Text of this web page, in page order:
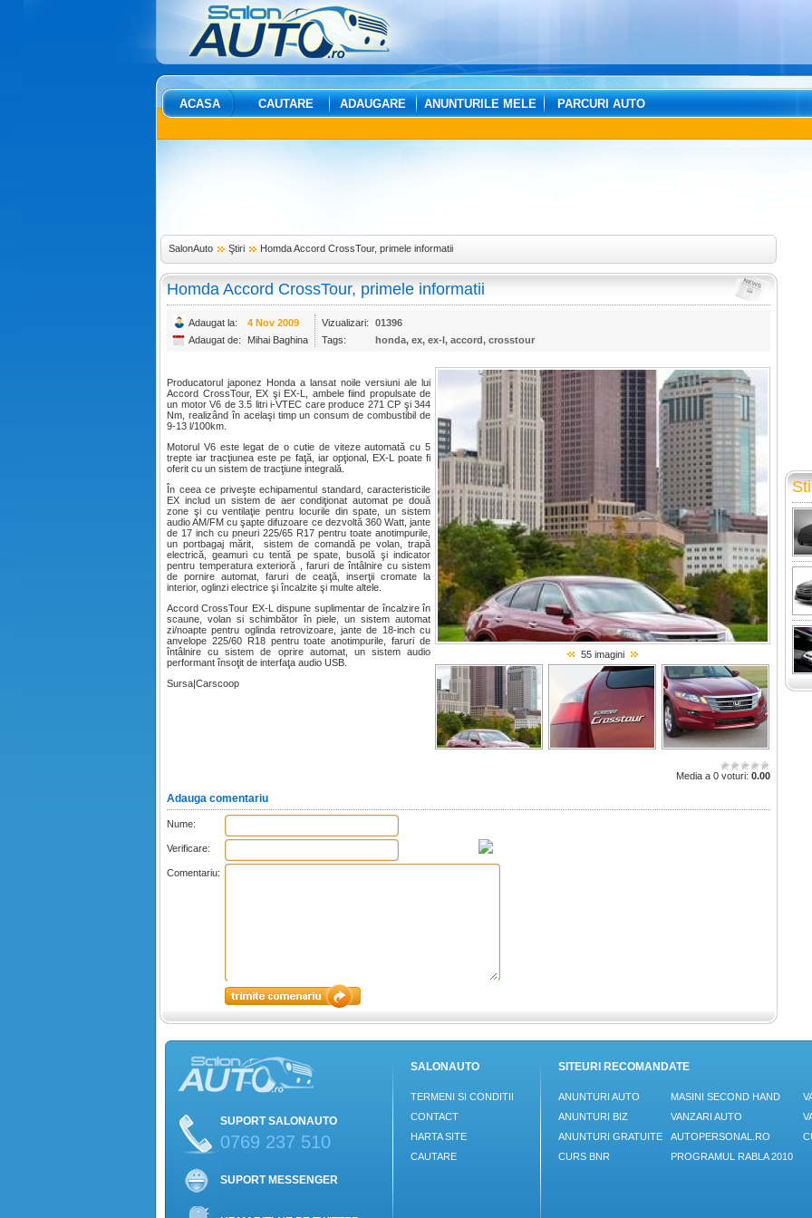
ACASA CAUTARE ADAUGARE ANUNTURILE MELE PARCURI AUTO
SalonAuto Ştiri Homda Accord CrossTour, primele informatii
Homda Accord CrossTour, primele informatii
Adaugat la: 4 Nov 2009 Vizualizari:
01396
Adaugat de:
Mihai Baghina Tags: honda, ex, ex-l, accord, crosstour
55 imagini
Producatorul japonez Honda a lansat noile versiuni ale lui
Accord CrossTour, EX şi EX-L, ambele fiind propulsate de
un motor V6 de 3.5 litri i-VTEC care produce 271 CP şi 344
Nm, realizând în acelaşi timp un consum de combustibil de
9-13 l/100km.
Motorul V6 este legat de o cutie de viteze automată cu 5
trepte iar tracţiunea este pe faţă, iar opţional, EX-L poate fi
oferit cu un sistem de tracţiune integrală.
În ceea ce priveşte echipamentul standard, caracteristicile
EX includ un sistem de aer condiţionat automat pe două
zone şi cu ventilaţie pentru locurile din spate, un sistem
audio AM/FM cu şapte difuzoare ce dezvoltă 360 Watt, jante
de 17 inch cu pneuri 225/65 R17 pentru toate anotimpurile,
un portbagaj mărit, sistem de comandă pe volan, trapă
electrică, geamuri cu tentă pe spate, busolă şi indicator
pentru temperatura exterioră , faruri de întâlnire cu sistem
de pornire automat, faruri de ceaţă, inserţii cromate la
interior, oglinzi electrice şi încalzite şi multe altele.
Accord CrossTour EX-L dispune suplimentar de încalzire în
scaune, volan si schimbător în piele, un sistem automat
zi/noapte pentru oglinda retrovizoare, jante de 18-inch cu
anvelope 225/60 R18 pentru toate anotimpurile, faruri de
întâlnire cu sistem de oprire automat, un sistem audio
performant însoţit de interfaţa audio USB.
Sursa|Carscoop
Media a 0 voturi: 0.00
Adauga comentariu
Nume:
Verificare:
Comentariu:
SUPORT SALONAUTO
0769 237 510
SUPORT MESSENGER
SALONAUTO
TERMENI SI CONDITII
CONTACT
HARTA SITE
CAUTARE
SITEURI RECOMANDATE
ANUNTURI AUTO
ANUNTURI BIZ
ANUNTURI GRATUITE
CURS BNR
MASINI SECOND HAND
VANZARI AUTO
AUTOPERSONAL.RO
PROGRAMUL RABLA 2010